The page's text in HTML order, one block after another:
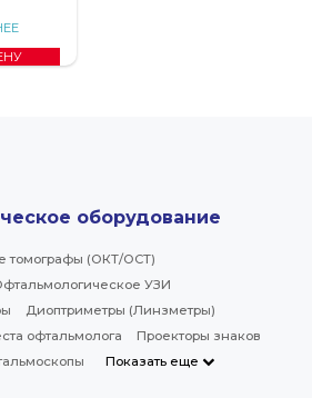
оборудование
томографы (ОКТ/ОСТ)
УЗИ
Диоптриметры (Линзметры)
офтальмолога
Проекторы знаков
Показать еще